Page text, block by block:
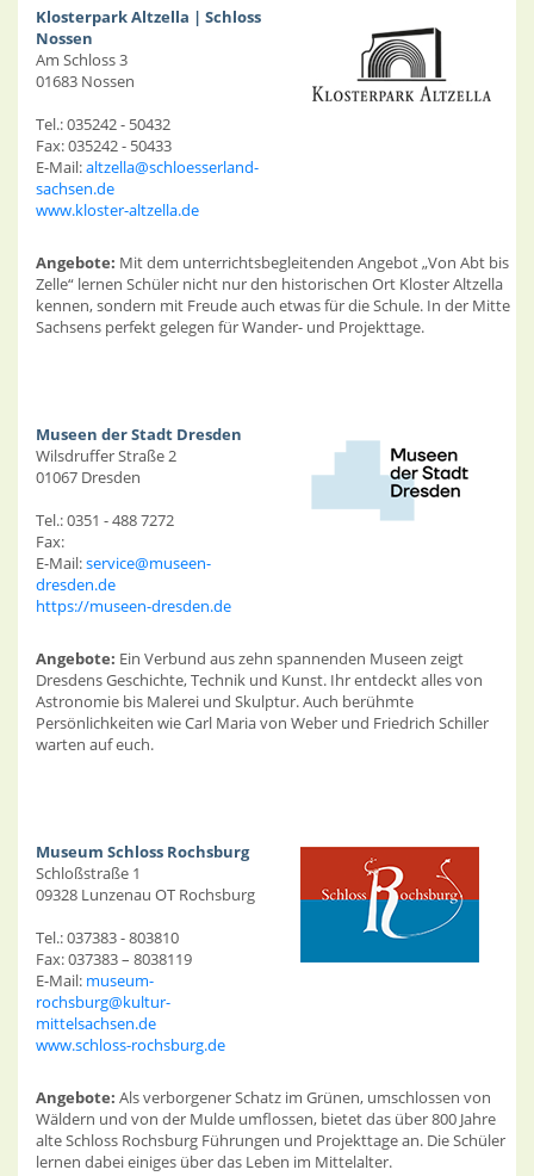
Klosterpark Altzella | Schloss
Nossen
Am Schloss 3
01683 Nossen
Tel.: 035242 - 50432
Fax: 035242 - 50433
E-Mail:altzella@schloesserland-
sachsen.de
www.kloster-altzella.de
Angebote: Mit dem unterrichtsbegleitenden Angebot „Von Abt bis
Zelle“ lernen Schüler nicht nur den historischen Ort Kloster Altzella
kennen, sondern mit Freude auch etwas für die Schule. In der Mitte
Sachsens perfekt gelegen für Wander- und Projekttage.
Museen der Stadt Dresden
Wilsdruffer Straße 2
01067 Dresden
Tel.: 0351 - 488 7272
Fax:
E-Mail:service@museen-
dresden.de
https://museen-dresden.de
Angebote: Ein Verbund aus zehn spannenden Museen zeigt
Dresdens Geschichte, Technik und Kunst. Ihr entdeckt alles von
Astronomie bis Malerei und Skulptur. Auch berühmte
Persönlichkeiten wie Carl Maria von Weber und Friedrich Schiller
warten auf euch.
Museum Schloss Rochsburg
Schloßstraße 1
09328 Lunzenau OT Rochsburg
Tel.: 037383 - 803810
Fax: 037383 – 8038119
E-Mail: museum-
rochsburg@kultur-
mittelsachsen.de
www.schloss-rochsburg.de
Angebote: Als verborgener Schatz im Grünen, umschlossen von
Wäldern und von der Mulde umflossen, bietet das über 800 Jahre
alte Schloss Rochsburg Führungen und Projekttage an. Die Schüler
lernen dabei einiges über das Leben im Mittelalter.